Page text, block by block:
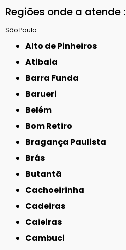
Regiões onde a atende :
São Paulo
Alto de Pinheiros
Atibaia
Barra Funda
Barueri
Belém
Bom Retiro
Bragança Paulista
Brás
Butantã
Cachoeirinha
Cadeiras
Caieiras
Cambuci